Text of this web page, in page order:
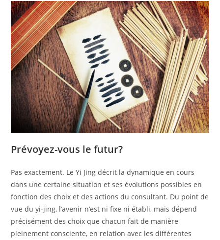
Prévoyez-vous le futur?
Pas exactement. Le Yi Jing décrit la dynamique en cours
dans une certaine situation et ses évolutions possibles en
fonction des choix et des actions du consultant. Du point de
vue du yi-jing, l’avenir n’est ni fixe ni établi, mais dépend
précisément des choix que chacun fait de manière
pleinement consciente, en relation avec les différentes